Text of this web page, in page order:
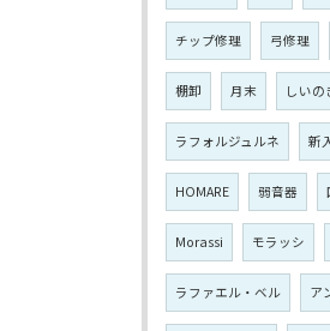
チップ修理 弓修理
棚卸 月末 しいの
ラフォルジュルネ 新
HOMARE 弱音器
Morassi モラッシ
ラファエル・ベル ア